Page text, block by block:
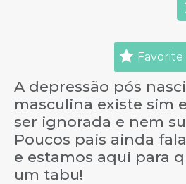
Favorite
A depressão pós
masculina existe sim
ser ignorada e nem
Poucos pais ainda
e estamos aqui para
um tabu!